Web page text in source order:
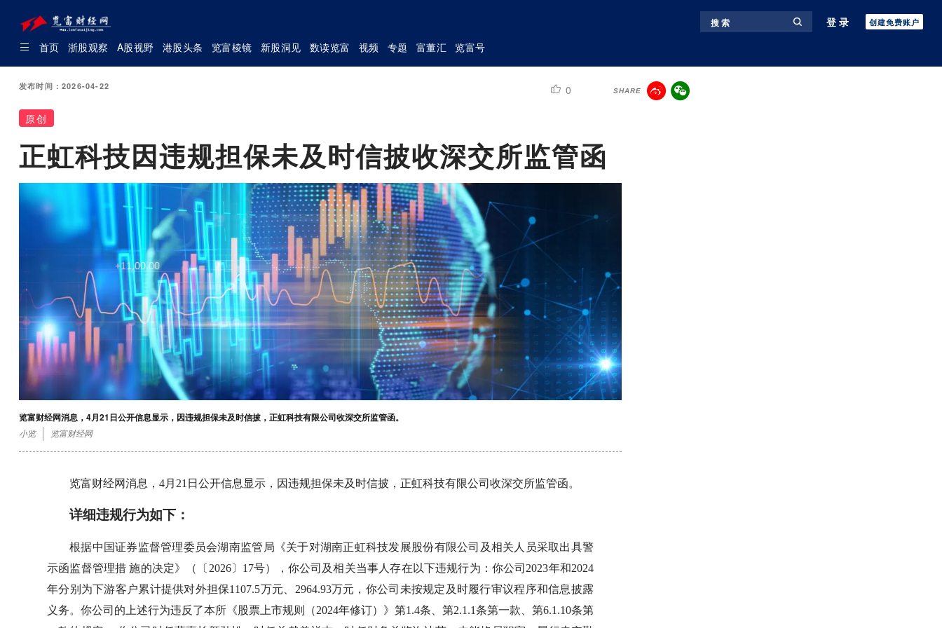
搜 索 登录 创建免费账户
首页 浙股观察 A股视野 港股头条 览富棱镜 新股洞见 数读览富 视频 专题 富董汇 览富号
发布时间：2026-04-22 0 SHARE
原创
正虹科技因违规担保未及时信披收深交所监管函
览富财经网消息，4月21日公开信息显示，因违规担保未及时信披，正虹科技有限公司收深交所监管函。
小览 览富财经网
览富财经网消息，4月21日公开信息显示，因违规担保未及时信披，正虹科技有限公司收深交所监管函。
详细违规行为如下：
根据中国证券监督管理委员会湖南监管局《关于对湖南正虹科技发展股份有限公司及相关人员采取出具警
示函监督管理措 施的决定》（〔2026〕17号），你公司及相关当事人存在以下违规行为：你公司2023年和2024
年分别为下游客户累计提供对外担保1107.5万元、2964.93万元，你公司未按规定及时履行审议程序和信息披露
义务。你公司的上述行为违反了本所《股票上市规则（2024年修订）》第1.4条、第2.1.1条第一款、第6.1.10条第